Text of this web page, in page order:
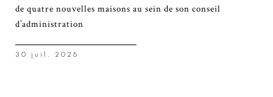
de quatre nouvelles maisons au sein de son conseil
d’administration
30 juil. 2026